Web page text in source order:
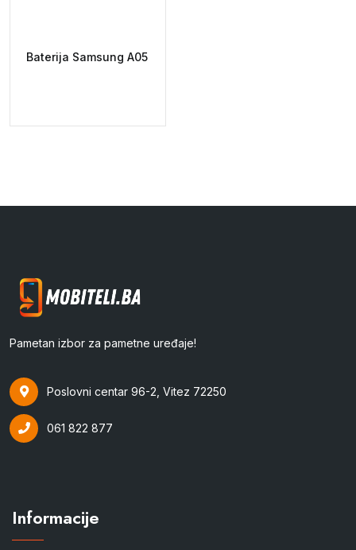
Baterija Samsung A05
Pametan izbor za pametne uređaje!
Poslovni centar 96-2, Vitez 72250
061 822 877
Informacije